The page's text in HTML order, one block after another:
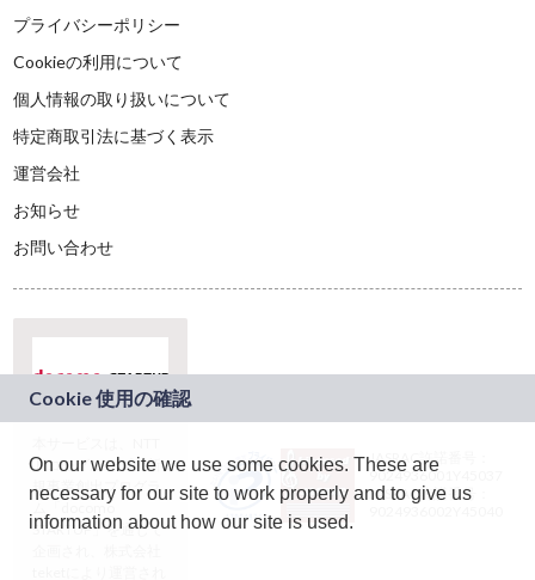
プライバシーポリシー
Cookieの利用について
個人情報の取り扱いについて
特定商取引法に基づく表示
運営会社
お知らせ
お問い合わせ
ドコモグループの新
規事業創出プログラ
ム「docomo
STARTUP」を通じて
JASRAC許諾番号：
9024936001Y45037
JASRAC許諾番号：
On our website we use some cookies. These are
necessary for our site to work properly and to give us
information about how our site is used.